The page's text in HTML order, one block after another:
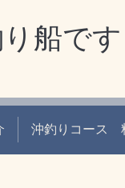
船です
沖釣りコース